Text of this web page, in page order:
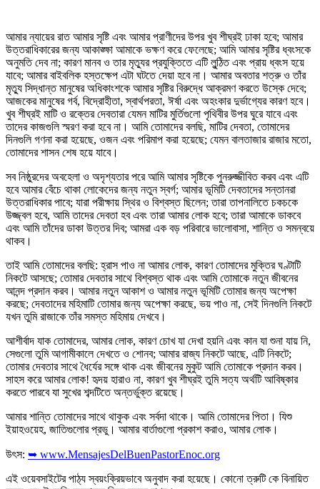
আমার ন্যায়ের রাত আমার সৃষ্টি এবং আমার প্রাণীদের উপর খুব শীঘ্রই ঢাকা হবে; আমার
উত্তরাধিকারের জন্য আকাঙ্ক্ষা আমাকে ভক্ষণ করে ফেলেছে; আমি আমার সৃষ্টির ধ্বংসকে
অনুমতি দেব না; কারণ মানব ও তার মৃত্যুর প্রযুক্তিতে এটি লুন্ঠিত এবং প্রায় ধ্বংস হয়ে
যাবে; আমার বাইবলিক হস্তক্ষেপ এটা ঘটতে দেয়া হবে না। আমার অবতার শত্রু ও তাঁর
মৃত্যু সিদ্ধান্ত মানুষের অধিকাংশকে আমার সৃষ্টির বিরুদ্ধে আক্রমণ করতে উস্কে দেবে;
আজকের মানুষের গর্ব, বিদ্রোহীতা, স্বার্থপরতা, ঈর্ষা এবং অহংকার দুর্ভাগ্যের কারণ হবে।
খুব শীঘ্রই মাটি ও রক্তের দেবতারা যেমন মাটির মুর্তিগুলো পৃথিবীর উপর ঘুরে যাবে এবং
তাদের কাজগুলি স্মরণ করা হবে না। আমি তোমাদের বলছি, মাটির দেবতা, তোমাদের
দিনগুলি গণনা করা হয়েছে, ওজন এবং পরিমাপ করা হয়েছে; যেমন বালতাজার রাজার মতো,
তোমাদের শাসন শেষ হয়ে যাবে।
সব নিষ্ঠুরদের অবহেলা ও অদৃশ্যতার পরে আমি আমার সৃষ্টিকে পুনরুজ্জীবিত করব এবং এটি
হবে আমার বেঁচে থাকা লোকেদের জন্য নতুন স্বর্গ; আমার ভূমিটি দেবতাদের সন্তানরা
উত্তরাধিকার পাবে; যারা পরীক্ষায় স্থির ও বিশ্বস্ত ছিলেন; তারা তাপনালিতে চকচকে
উজ্জ্বল হবে, আমি তাদের দেবতা হব এবং তারা আমার লোক হবে; তারা আমাকে ডাকবে
এবং আমি তাঁদের ডাকা উত্তর দিব; আমরা এক বড় পরিবারে ভালোবাসা, শান্তি ও সমন্বয়ে
থাকব।
তাই আমি তোমাদের বলছি: হ্রাস পাও না আমার লোক, কারণ তোমাদের মুক্তির ঘণ্টাটি
নিকটে আসছে; তোমার দেবতার সাথে বিশ্বস্ত থাক এবং আমি তোমাকে নতুন জীবনের
আনন্দ প্রদান করব। আমার নতুন আকাশ ও আমার নতুন ভূমিটি তোমার জন্য অপেক্ষা
করছে; দেবতাদের মহিমাটি তোমার জন্য অপেক্ষা করছে, ভয় পাও না, সেই দিনগুলি নিকটে
যখন তুমি রাজাকে তাঁর সমস্ত মহিমায় দেখবে।
আশীর্বাদ যাক তোমাদের, আমার লোক, কারণ চোখ যা দেখা হয়নি এবং কান যা শুনা যায় নি,
সেগুলো তুমি আগামীকালে দেখতে ও শোনব; আমার রাজ্য নিকটে আছে, এটি নিকটে;
তোমার দেবতার সাথে ধৈর্যের সঙ্গে থাক এবং জীবনের মুকুট আমি তোমাকে প্রদান করব।
সাহস করে আমার লোক! হৃদয় হারাও না, কারণ খুব শীঘ্রই তুমি সত্য অর্থটি আবিষ্কার
করতে পারবে যা সুখের শব্দটিতে অন্তর্ভুক্ত রয়েছে।
আমার শান্তি তোমাদের সাথে থাকুক এবং সর্বদা থাকে। আমি তোমাদের পিতা। যিশু
ইয়াহওয়েহ, জাতিগুলোর প্রভু। আমার বার্তাগুলো প্রকাশ করাও, আমার লোক।
উৎস: ➥ www.MensajesDelBuenPastorEnoc.org
এই ওয়েবসাইটের পাঠ্য স্বয়ংক্রিয়ভাবে অনুবাদ করা হয়েছে। কোনো ত্রুটি কে বিনায়িত